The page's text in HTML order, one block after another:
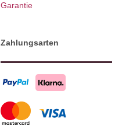
Garantie
Zahlungsarten